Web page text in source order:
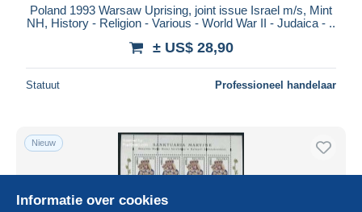
Poland 1993 Warsaw Uprising, joint issue Israel m/s, Mint
NH, History - Religion - Various - World War II - Judaica - ..
± US$ 28,90
Statuut Professioneel handelaar
Nieuw
Informatie over cookies